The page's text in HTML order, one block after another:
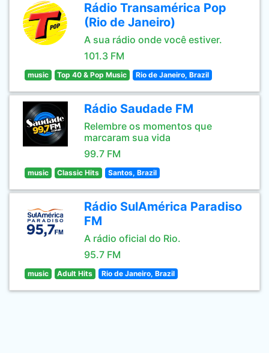
Rádio Transamérica Pop
(Rio de Janeiro)
A sua rádio onde você estiver.
101.3 FM
music Top 40 & Pop Music Rio de Janeiro, Brazil
Rádio Saudade FM
Relembre os momentos que
marcaram sua vida
99.7 FM
music Classic Hits Santos, Brazil
Rádio SulAmérica Paradiso
FM
A rádio oficial do Rio.
95.7 FM
music Adult Hits Rio de Janeiro, Brazil